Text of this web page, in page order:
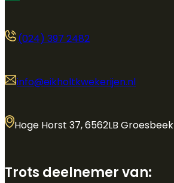
(024) 397 2482
info@eikholtkwekerijen.nl
Hoge Horst 37, 6562LB Groesbeek
Trots deelnemer van: